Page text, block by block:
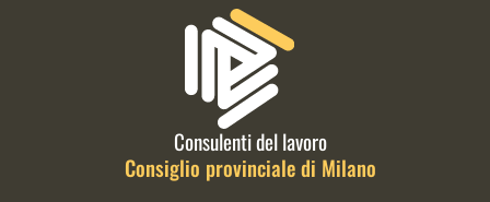
Informazioni di contatto e link
Consulenti del lavoro
Consiglio provinciale di Milano